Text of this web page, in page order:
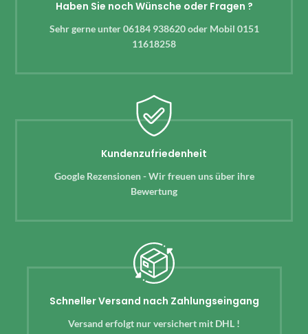
Haben Sie noch Wünsche oder Fragen ?
Sehr gerne unter 06184 938620 oder Mobil 0151
11618258
Kundenzufriedenheit
Google Rezensionen - Wir freuen uns über ihre
Bewertung
Schneller Versand nach Zahlungseingang
Versand erfolgt nur versichert mit DHL !